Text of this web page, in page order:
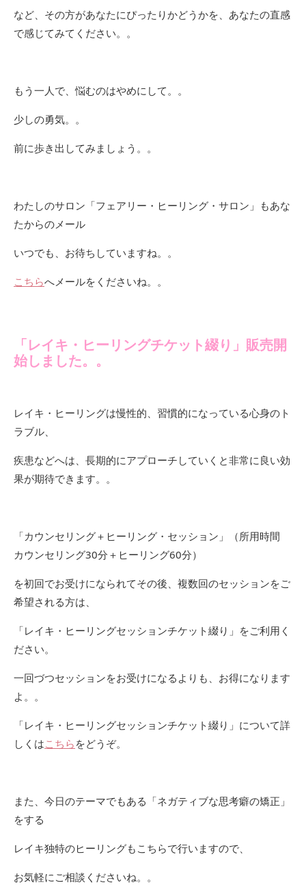
など、その方があなたにぴったりかどうかを、あなたの直感
で感じてみてください。。
もう一人で、悩むのはやめにして。。
少しの勇気。。
前に歩き出してみましょう。。
わたしのサロン「フェアリー・ヒーリング・サロン」もあな
たからのメール
いつでも、お待ちしていますね。。
こちらへメールをくださいね。。
「レイキ・ヒーリングチケット綴り」販売開
始しました。。
レイキ・ヒーリングは慢性的、習慣的になっている心身のト
ラブル、
疾患などへは、長期的にアプローチしていくと非常に良い効
果が期待できます。。
「カウンセリング＋ヒーリング・セッション」（所用時間
カウンセリング30分＋ヒーリング60分）
を初回でお受けになられてその後、複数回のセッションをご
希望される方は、
「レイキ・ヒーリングセッションチケット綴り」をご利用く
ださい。
一回づつセッションをお受けになるよりも、お得になります
よ。。
「レイキ・ヒーリングセッションチケット綴り」について詳
しくはこちら をどうぞ。
また、今日のテーマでもある「ネガティブな思考癖の矯正」
をする
レイキ独特のヒーリングもこちらで行いますので、
お気軽にご相談くださいね。。